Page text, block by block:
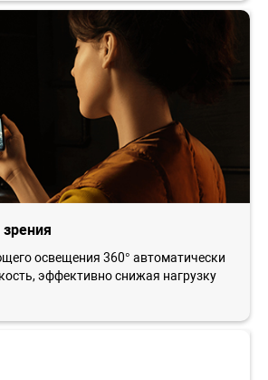
освещения 360° автоматически
эффективно снижая нагрузку